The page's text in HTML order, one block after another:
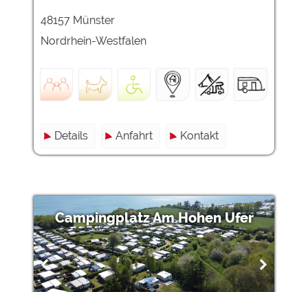
48157 Münster
Nordrhein-Westfalen
Details Anfahrt Kontakt
Campingplatz Am Hohen Ufer